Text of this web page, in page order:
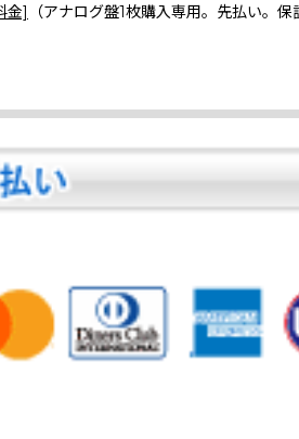
金]
（アナログ盤1枚購入専用。先払い。